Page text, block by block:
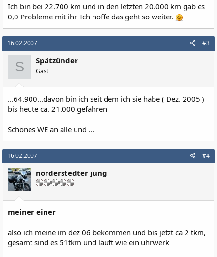
Ich bin bei 22.700 km und in den letzten 20.000 km gab es
0,0 Probleme mit ihr. Ich hoffe das geht so weiter.
16.02.2007 #3
S Spätzünder
Gast
...64.900...davon bin ich seit dem ich sie habe ( Dez. 2005 )
bis heute ca. 21.000 gefahren.
Schönes WE an alle und ...
16.02.2007 #4
norderstedter jung
meiner einer
also ich meine im dez 06 bekommen und bis jetzt ca 2 tkm,
gesamt sind es 51tkm und läuft wie ein uhrwerk